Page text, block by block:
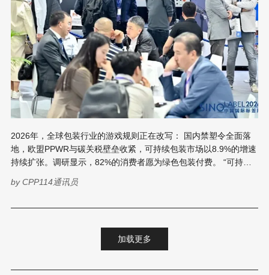
2026年，全球包装行业的游戏规则正在改写： 国内禁塑令全面落
地，欧盟PPWR与碳关税壁垒收紧，可持续包装市场以8.9%的增速
持续扩张。调研显示，82%的消费者愿为绿色包装付费。 “可持续”
6日，广州·中国进出口商品交易会展馆A区，第三十三届华南国际
方米规模，针对行业痛点/热点，设置纸容器包装、创新包装材料、
软包装及应用、瓦楞包装、绿色标签材料、环保柔印等12大主题专
持续解决方案。 纸容器包装： 抓住替塑风口，抢占出海先机 全球
byCPP114通讯员
加载更多